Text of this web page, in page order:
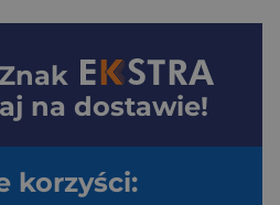
Znak
na dostawie!
korzyści: